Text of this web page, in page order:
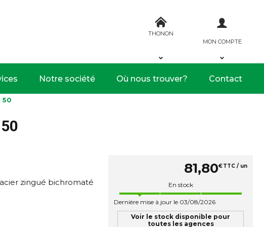
THONON
MON COMPTE
Notre société Où nous trouver? Contact
50
zingué bichromaté
81,80€TTC / un
En stock
Dernière mise à jour le 03/08/2026
Voir le stock disponible pour
toutes les agences